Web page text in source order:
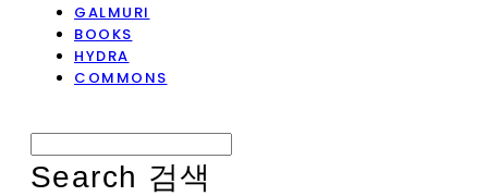
GALMURI
BOOKS
HYDRA
COMMONS
Search 검색